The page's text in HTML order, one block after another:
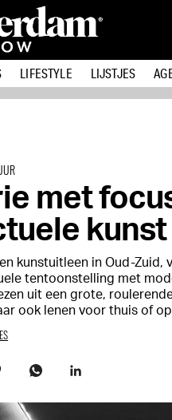
LIFESTYLE LIJSTJES
met
kunst
kunstuitleen in Oud-Zuid,
tentoonstelling met
uit een grote,
ook lenen voor thuis of